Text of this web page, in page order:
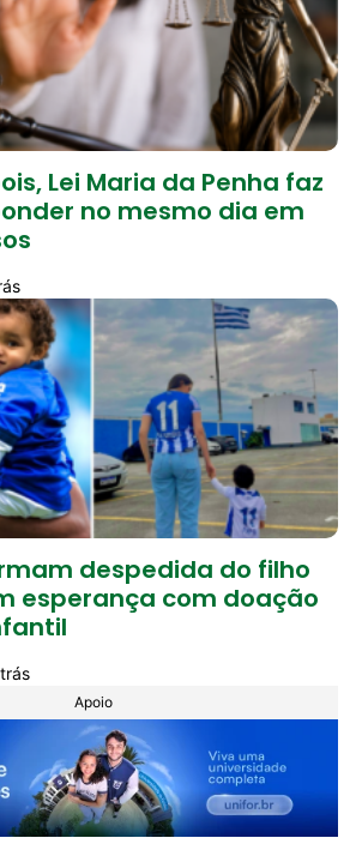
Lei Maria da Penha faz
no mesmo dia em
despedida do filho
esperança com doação
Apoio